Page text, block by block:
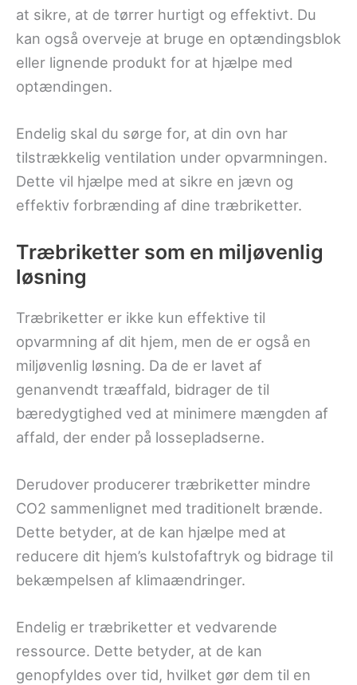
at sikre, at de tørrer hurtigt og effektivt. Du
kan også overveje at bruge en optændingsblok
eller lignende produkt for at hjælpe med
optændingen.
Endelig skal du sørge for, at din ovn har
tilstrækkelig ventilation under opvarmningen.
Dette vil hjælpe med at sikre en jævn og
effektiv forbrænding af dine træbriketter.
Træbriketter som en miljøvenlig
løsning
Træbriketter er ikke kun effektive til
opvarmning af dit hjem, men de er også en
miljøvenlig løsning. Da de er lavet af
genanvendt træaffald, bidrager de til
bæredygtighed ved at minimere mængden af
affald, der ender på lossepladserne.
Derudover producerer træbriketter mindre
CO2 sammenlignet med traditionelt brænde.
Dette betyder, at de kan hjælpe med at
reducere dit hjem’s kulstofaftryk og bidrage til
bekæmpelsen af klimaændringer.
Endelig er træbriketter et vedvarende
ressource. Dette betyder, at de kan
genopfyldes over tid, hvilket gør dem til en